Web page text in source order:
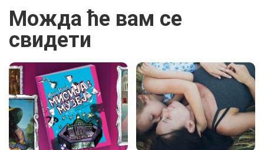
Можда ће вам се
свидети